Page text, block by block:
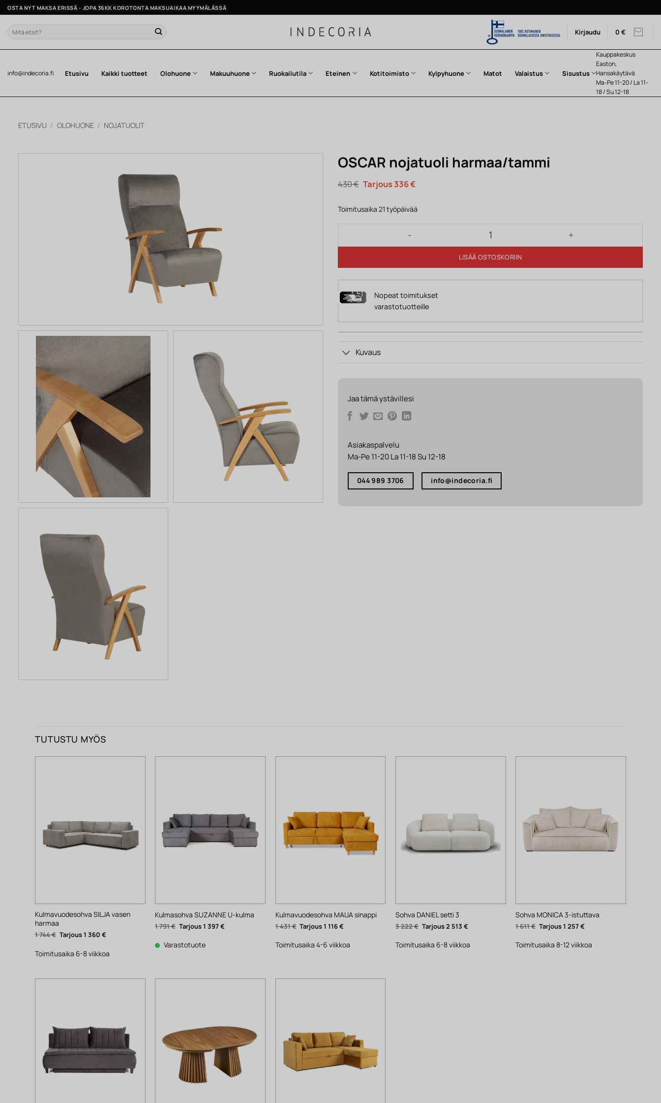
Skip
to
content
OSTA NYT MAKSA ERISSÄ - JOPA 36KK KOROTONTA MAKSUAIKAA MYYMÄLÄSSÄ
Etsi: Kirjaudu 0 €
info@indecoria.fi Etusivu Kaikki tuotteet Olohuone Makuuhuone Ruokailutila Eteinen Kotitoimisto Kylpyhuone Matot Valaistus Sisustus
Kauppakeskus
Easton,
Hansakäytävä
Ma-Pe 11-20 / La 11-
18 / Su 12-18
ETUSIVU / OLOHUONE / NOJATUOLIT
OSCAR nojatuoli harmaa/tammi
430€ Alkuperäinen
hinta
430 €.
336€Nykyinen
336 €.
Toimitusaika 21 työpäivää
OSCAR nojatuoli harmaa/tammi määrä
LISÄÄ OSTOSKORIIN
Nopeat toimitukset
varastotuotteille
Kuvaus
Jaa tämä ystävillesi
Asiakaspalvelu
Ma-Pe 11-20 La 11-18 Su 12-18
044 989 3706 info@indecoria.fi
TUTUSTU MYÖS
Kulmavuodesohva SILJA vasen
harmaa
1 744€ Alkuperäinen
hinta
1
744 €.
1 360 €Nykyinen
1
360 €.
Toimitusaika 6-8 viikkoa
Kulmasohva SUZANNE U-kulma
1 791€ Alkuperäinen
hinta
1
791 €.
1 397€
Varastotuote
Kulmavuodesohva MAIJA sinappi
1 431€ Alkuperäinen
hinta
1
431 €.
1 116€
1
116 €.
Toimitusaika 4-6 viikkoa
Sohva DANIEL setti 3
3 222€ Alkuperäinen
hinta
3
222 €.
2 513 €Nykyinen
hinta
2
513 €.
Toimitusaika 6-8 viikkoa
Sohva MONICA 3-istuttava
1 611€ Alkuperäinen
hinta
1
611 €.
1 257€
1
257 €.
Toimitusaika 8-12 viikkoa